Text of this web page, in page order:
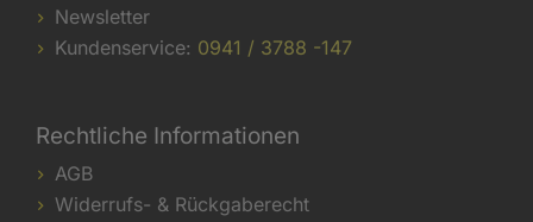
Newsletter
Kundenservice: 0941 / 3788 -147
Rechtliche Informationen
AGB
Widerrufs- & Rückgaberecht